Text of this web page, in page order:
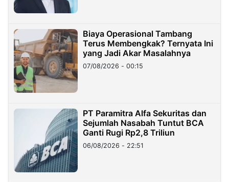
Biaya Operasional Tambang
Terus Membengkak? Ternyata Ini
yang Jadi Akar Masalahnya
07/08/2026 - 00:15
PT Paramitra Alfa Sekuritas dan
Sejumlah Nasabah Tuntut BCA
Ganti Rugi Rp2,8 Triliun
06/08/2026 - 22:51